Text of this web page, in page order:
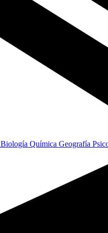
Biología Química Geografía